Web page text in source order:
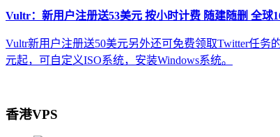
Vultr：新用户注册送53美元 按小时计费 随建随删 全球
Vultr新用户注册送50美元另外还可免费领取Twitter任务
元起，可自定义ISO系统，安装Windows系统。
香港VPS